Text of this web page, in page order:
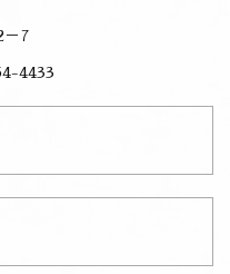
－7
4433